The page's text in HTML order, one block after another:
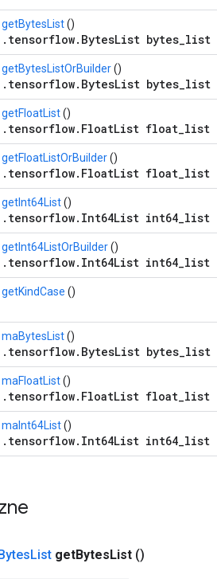
getBytesList()
.tensorflow.BytesList bytes_list
getBytesListOrBuilder()
.tensorflow.BytesList bytes_list
getFloatList()
.tensorflow.FloatList float_list
getFloatListOrBuilder()
.tensorflow.FloatList float_list
getInt64List()
.tensorflow.Int64List int64_list
getInt64ListOrBuilder()
.tensorflow.Int64List int64_list
getKindCase ()
maBytesList()
.tensorflow.BytesList bytes_list
maFloatList()
.tensorflow.FloatList float_list
maInt64List()
.tensorflow.Int64List int64_list
List getBytesList ()